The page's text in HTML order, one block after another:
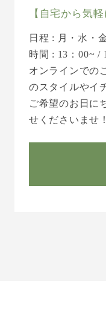
【自宅から気
日程 : 月・水・
時間 : 13：00~ /
オンラインでの
のスタイルやイ
ご希望のお日に
せくださいませ！